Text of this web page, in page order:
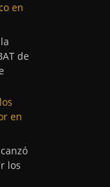
en
de
en
los